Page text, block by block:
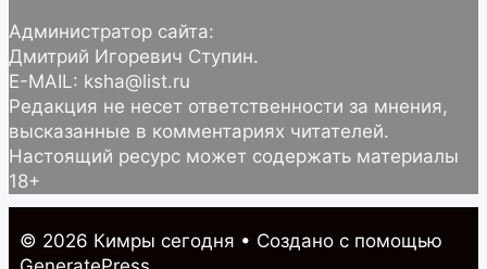
Администратор сайта:
Дмитрий Игоревич Ступин.
E-MAIL: ksha@list.ru
Редакция не несет ответственности за мнения,
высказанные в комментариях читателей.
Настоящий ресурс может содержать материалы
18+
© 2026 Кимры cегодня • Создано с помощью